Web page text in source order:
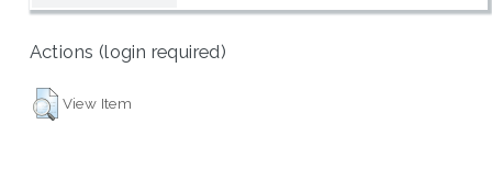
Actions (login required)
View Item